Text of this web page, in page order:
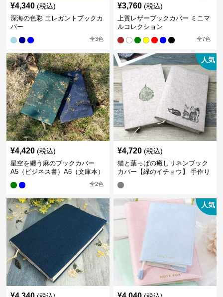
¥4,340 (税込)
深海の色彩 エレガントブックカ
バー
全3色
¥3,760 (税込)
上質レザーブックカバー ミニマ
ルコレクション
全7色
¥4,420 (税込)
星空を纏う麻のブックカバー
A5（ビジネス書）A6（文庫本）
全2色
人気
¥4,720 (税込)
猫と葉っぱの癒しリネンブック
カバー【緑のイチョウ】 手作り
人気